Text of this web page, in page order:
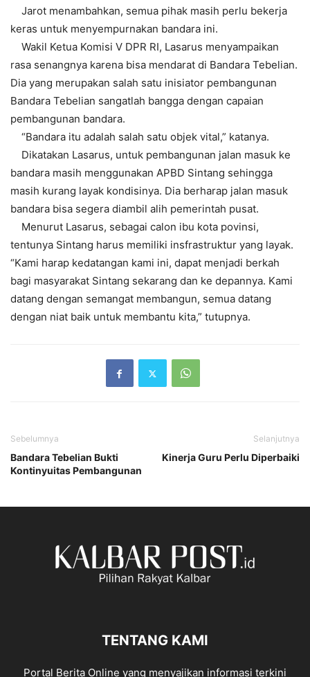
Jarot menambahkan, semua pihak masih perlu bekerja
keras untuk menyempurnakan bandara ini.
Wakil Ketua Komisi V DPR RI, Lasarus menyampaikan
rasa senangnya karena bisa mendarat di Bandara Tebelian.
Dia yang merupakan salah satu inisiator pembangunan
Bandara Tebelian sangatlah bangga dengan capaian
pembangunan bandara.
“Bandara itu adalah salah satu objek vital,” katanya.
Dikatakan Lasarus, untuk pembangunan jalan masuk ke
bandara masih menggunakan APBD Sintang sehingga
masih kurang layak kondisinya. Dia berharap jalan masuk
bandara bisa segera diambil alih pemerintah pusat.
Menurut Lasarus, sebagai calon ibu kota povinsi,
tentunya Sintang harus memiliki insfrastruktur yang layak.
“Kami harap kedatangan kami ini, dapat menjadi berkah
bagi masyarakat Sintang sekarang dan ke depannya. Kami
datang dengan semangat membangun, semua datang
dengan niat baik untuk membantu kita,” tutupnya.
Sebelumnya
Bandara Tebelian Bukti
Kontinyuitas Pembangunan
Selanjutnya
Kinerja Guru Perlu Diperbaiki
TENTANG KAMI
Portal Berita Online yang menyajikan informasi terkini